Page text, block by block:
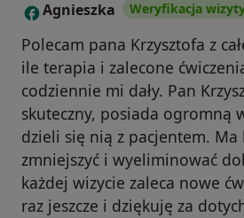
A Agnieszka Weryfikacja
Polecam pana Krzysztofa z
ile terapia i zalecone
codziennie mi dały. Pan
skuteczny, posiada ogromną
dzieli się nią z pacjentem.
zmniejszyć i wyeliminować
każdej wizycie zaleca nowe
raz jeszcze i dziękuję za